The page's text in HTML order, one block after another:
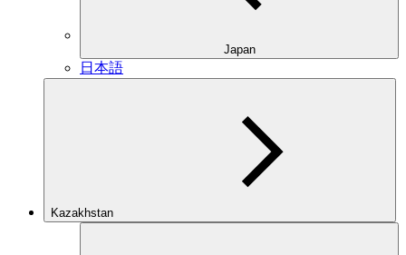
Japan
日本語
Kazakhstan